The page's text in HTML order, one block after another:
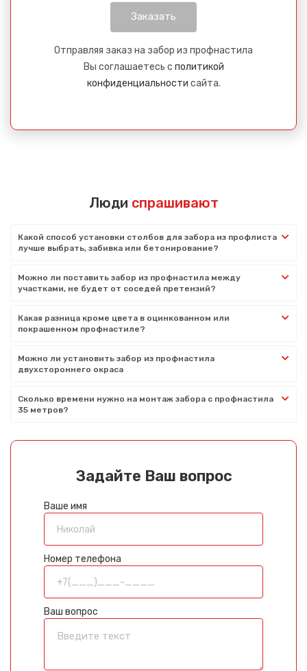
Отправляя заказ на забор из профнастила
Вы соглашаетесь с политикой
конфиденциальности сайта.
Люди спрашивают
Какой способ установки столбов для забора из профлиста
лучше выбрать, забивка или бетонирование?
Можно ли поставить забор из профнастила между
участками, не будет от соседей претензий?
Какая разница кроме цвета в оцинкованном или
покрашенном профнастиле?
Можно ли установить забор из профнастила
двухстороннего окраса
Сколько времени нужно на монтаж забора с профнастила
35 метров?
Задайте Ваш вопрос
Ваше имя
Номер телефона
Ваш вопрос